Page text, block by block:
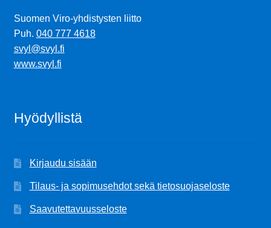
Suomen Viro-yhdistysten liitto
Puh. 040 777 4618
svyl@svyl.fi
www.svyl.fi
Hyödyllistä
Kirjaudu sisään
Tilaus- ja sopimusehdot sekä tietosuojaseloste
Saavutettavuusseloste